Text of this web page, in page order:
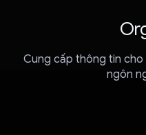
Cung cấp thông tin
ngôn